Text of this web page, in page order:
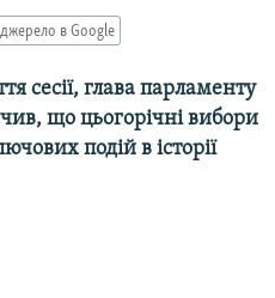
в Google
сесії, глава парламенту
що цьогорічні вибори
подій в історії